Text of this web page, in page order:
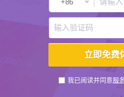
我已阅读并同意服